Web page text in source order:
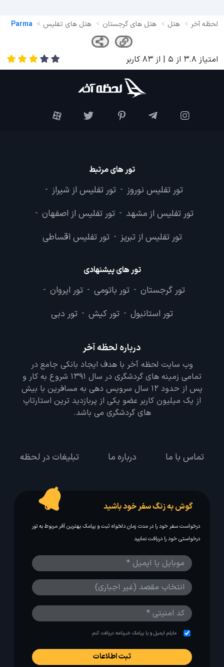
لحظه آخر هتل هتل های گرجستان هتل های تفلیس Parma
امتیاز 3.8 از 5 | از 83 کاربر
تور های مرتبط
تور تفلیس نوروز - تور تفلیس از شیراز -
تور تفلیس از مشهد - تور تفلیس از اصفهان -
تور تفلیس از تبریز - تور تفلیس اقساطی
تور های پیشنهادی
تور گرجستان - تور باتومی - تور ایروان -
تور استانبول - تور کیش - تور دبی
درباره لحظه آخر
وب سایت لحظه آخر با هدف ایجاد بانکی جامع در
تمامی زمینه های گردشگری در سال 1391 شروع به کار و
پس از حدود 12 سال سرویس دهی به مسافرین با بیش
از یک میلیون کاربر عضو یکی از پربازدید ترین استارتاپ
های گردشگری می باشد.
تماس با ما درباره ما تبلیغات در لحظه
گوش به زنگ سفر خود باشید
درخواست سفر خود را در مدت زمان دلخواه ثبت و پیامک بهترین آفر مربوط به تور
درخواستی خود را دریافت نمایید
مایلم ایمیل و یا پیامک خبرنامه دریافت کنم.